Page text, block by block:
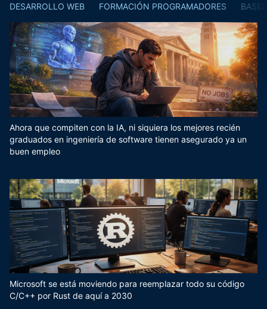
DESARROLLO WEB FORMACIÓN PROGRAMADORES
Ahora que compiten con la IA, ni siquiera los mejores recién
graduados en ingeniería de software tienen asegurado ya un
buen empleo
Microsoft se está moviendo para reemplazar todo su código
C/C++ por Rust de aquí a 2030